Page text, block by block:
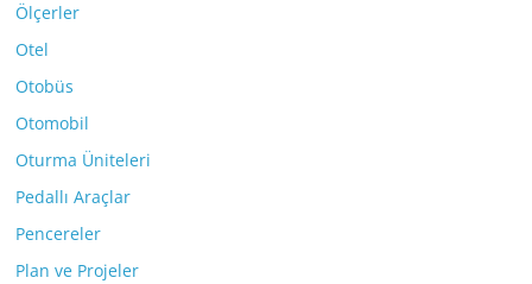
Ölçerler
Otel
Otobüs
Otomobil
Oturma Üniteleri
Pedallı Araçlar
Pencereler
Plan ve Projeler